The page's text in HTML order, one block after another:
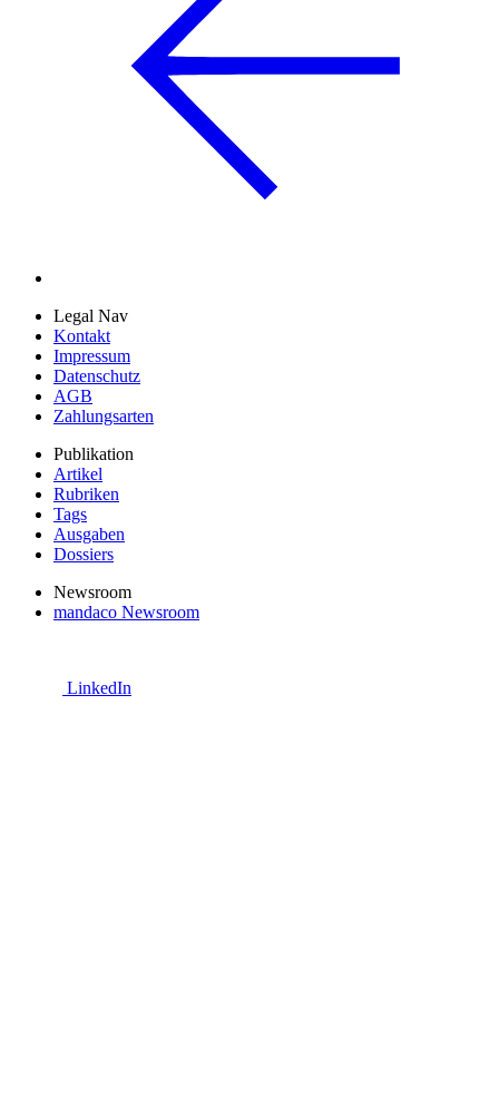
Legal Nav
Kontakt
Impressum
Datenschutz
AGB
Zahlungsarten
Publikation
Artikel
Rubriken
Tags
Ausgaben
Dossiers
Newsroom
mandaco Newsroom
LinkedIn